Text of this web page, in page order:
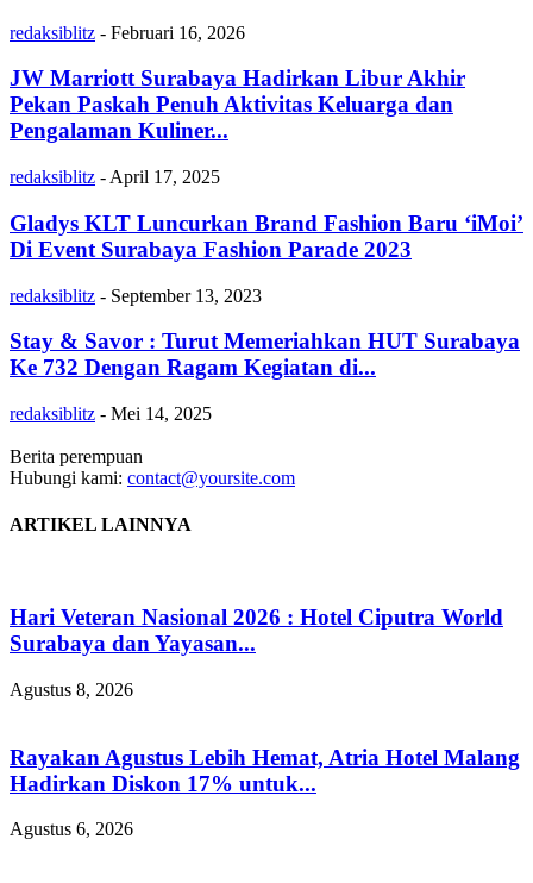
redaksiblitz - Februari 16, 2026
JW Marriott Surabaya Hadirkan Libur Akhir
Pekan Paskah Penuh Aktivitas Keluarga dan
Pengalaman Kuliner...
redaksiblitz - April 17, 2025
Gladys KLT Luncurkan Brand Fashion Baru ‘iMoi’
Di Event Surabaya Fashion Parade 2023
redaksiblitz - September 13, 2023
Stay & Savor : Turut Memeriahkan HUT Surabaya
Ke 732 Dengan Ragam Kegiatan di...
redaksiblitz - Mei 14, 2025
Berita perempuan
Hubungi kami: contact@yoursite.com
ARTIKEL LAINNYA
Hari Veteran Nasional 2026 : Hotel Ciputra World
Surabaya dan Yayasan...
Agustus 8, 2026
Rayakan Agustus Lebih Hemat, Atria Hotel Malang
Hadirkan Diskon 17% untuk...
Agustus 6, 2026